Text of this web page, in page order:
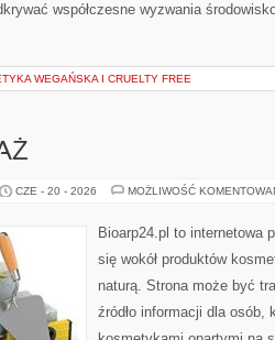
współczesne wyzwania
WEGAŃSKA I CRUELTY FREE
CZE - 20 - 2026 MOŻLIWOŚĆ
Bioarp24.pl to internetowa
się wokół produktów
naturą. Strona może być
źródło informacji dla osób,